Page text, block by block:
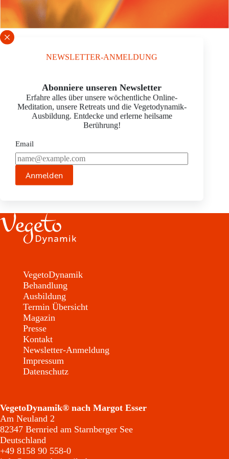
Schrift vergrößern
NEWSLETTER-ANMELDUNG
Abonniere unseren Newsletter
Erfahre alles über unsere wöchentliche Online-
Meditation, unsere Retreats und die Vegetodynamik-
Ausbildung. Entdecke und erlerne heilsame
Berührung!
Email
Anmelden
GABRIELE
PIRCHMOSER
advanced
Maria-Louisen-Str. 2
22301 Hamburg
gabi@berührendebehandlung.de
Homepage:
JETZT TERMIN ANFRAGEN ›
VegetoDynamik
Behandlung
Ausbildung
Termin Übersicht
Magazin
Presse
Kontakt
Newsletter-Anmeldung
Impressum
Datenschutz
VegetoDynamik® nach Margot Esser
Am Neuland 2
82347 Bernried am Starnberger See
Deutschland
+49 8158 90 558-0